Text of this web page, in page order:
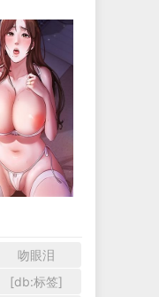
吻眼泪
[db:标签]